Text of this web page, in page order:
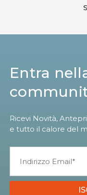
Entra
Ricevi Novità,
e tutto il calore del